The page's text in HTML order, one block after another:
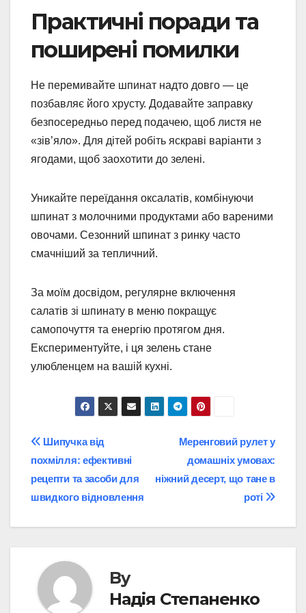
Практичні поради та
поширені помилки
Не перемивайте шпинат надто довго — це
позбавляє його хрусту. Додавайте заправку
безпосередньо перед подачею, щоб листя не
«зів’яло». Для дітей робіть яскраві варіанти з
ягодами, щоб заохотити до зелені.
Уникайте переїдання оксалатів, комбінуючи
шпинат з молочними продуктами або вареними
овочами. Сезонний шпинат з ринку часто
смачніший за тепличний.
За моїм досвідом, регулярне включення
салатів зі шпинату в меню покращує
самопочуття та енергію протягом дня.
Експериментуйте, і ця зелень стане
улюбленцем на вашій кухні.
Post
navigation
Меренговий рулет у
домашніх умовах:
ніжний десерт, що тане в
роті
Шипучка від
похмілля: ефективні
рецепти та засоби для
швидкого відновлення
By
Надія Степаненко